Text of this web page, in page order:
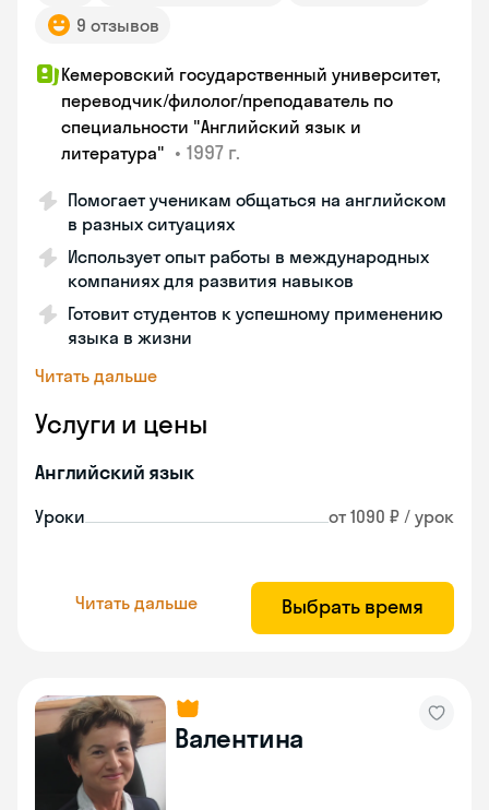
9 отзывов
Кемеровский государственный университет,
переводчик/филолог/преподаватель по
специальности "Английский язык и
литература" • 1997 г.
Помогает ученикам общаться на английском
в разных ситуациях
Использует опыт работы в международных
компаниях для развития навыков
Готовит студентов к успешному применению
языка в жизни
Читать дальше
Услуги и цены
Английский язык
Уроки от 1090 ₽ / урок
Читать дальше Выбрать время
Валентина